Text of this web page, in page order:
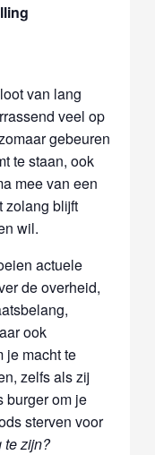
van lang
veel op
gebeuren
te staan, ook
mee van een
zolang blijft
wil.
actuele
de overheid,
ook
je macht te
zelfs als zij
burger om je
sterven voor
te zijn?